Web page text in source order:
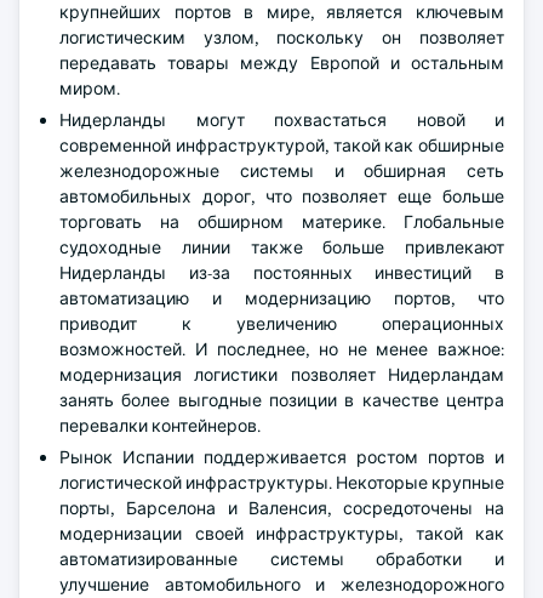
крупнейших портов в мире, является ключевым
логистическим узлом, поскольку он позволяет
передавать товары между Европой и остальным
миром.
Нидерланды могут похвастаться новой и
современной инфраструктурой, такой как обширные
железнодорожные системы и обширная сеть
автомобильных дорог, что позволяет еще больше
торговать на обширном материке. Глобальные
судоходные линии также больше привлекают
Нидерланды из-за постоянных инвестиций в
автоматизацию и модернизацию портов, что
приводит к увеличению операционных
возможностей. И последнее, но не менее важное:
модернизация логистики позволяет Нидерландам
занять более выгодные позиции в качестве центра
перевалки контейнеров.
Рынок Испании поддерживается ростом портов и
логистической инфраструктуры. Некоторые крупные
порты, Барселона и Валенсия, сосредоточены на
модернизации своей инфраструктуры, такой как
автоматизированные системы обработки и
улучшение автомобильного и железнодорожного